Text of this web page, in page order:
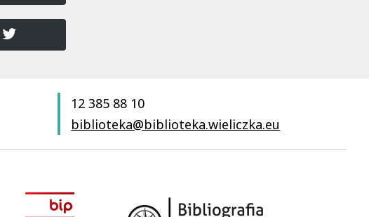
12 385 88 10
biblioteka@biblioteka.wieliczka.eu